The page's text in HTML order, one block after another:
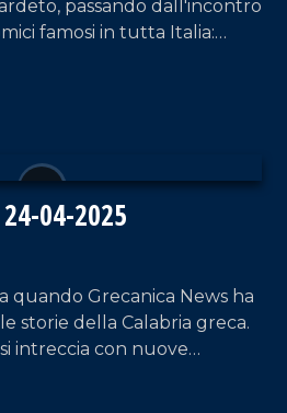
passando dall'incontro
famosi in tutta Italia:
04-2025
quando Grecanica News ha
storie della Calabria greca.
intreccia con nuove
per Condofuri e una